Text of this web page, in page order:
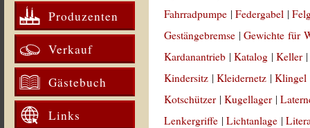
Produzenten
Verkauf
Gästebuch
Links
Fahrradpumpe |Federgabel |
Gestängebremse |Gewichte für
Kardanantrieb |Katalog |Keller
Kindersitz |Kleidernetz |Klingel
Kotschützer |Kugellager |
Lenkergriffe |Lichtanlage |